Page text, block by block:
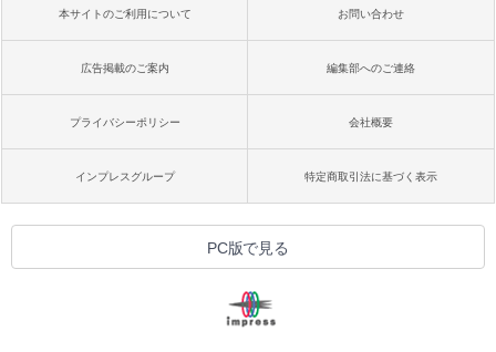
本サイトのご利用について お問い合わせ
広告掲載のご案内 編集部へのご連絡
プライバシーポリシー 会社概要
インプレスグループ 特定商取引法に基づく表示
PC版で見る